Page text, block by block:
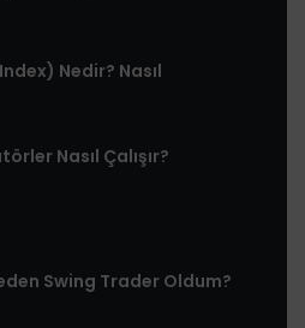
Nedir? Nasıl
Nasıl Çalışır?
Swing Trader Oldum?